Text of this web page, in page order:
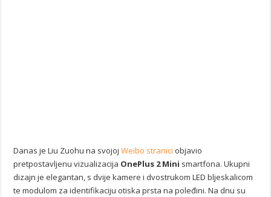
Danas je Liu Zuohu na svojojWeibo stranici objavio
pretpostavljenu vizualizacija OnePlus 2 Mini smartfona. Ukupni
dizajn je elegantan, s dvije kamere i dvostrukom LED bljeskalicom
te modulom za identifikaciju otiska prsta na poleđini. Na dnu su